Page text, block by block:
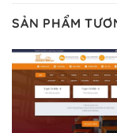
trang web
Dễ dàng lựa
– Bảo mật cực
Vì WordPress
SẢN PHẨM